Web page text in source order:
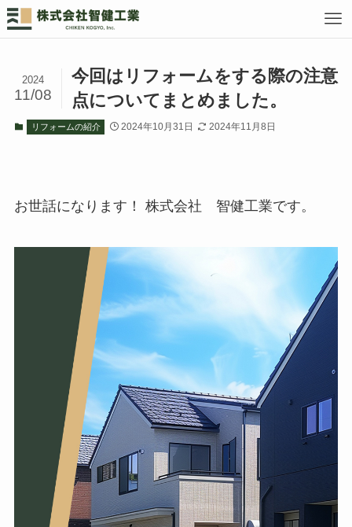
今回はリフォームをする際の注意
点についてまとめました。
2024
11/08
リフォームの紹介 2024年10月31日 2024年11月8日
お世話になります！ 株式会社 智健工業です。